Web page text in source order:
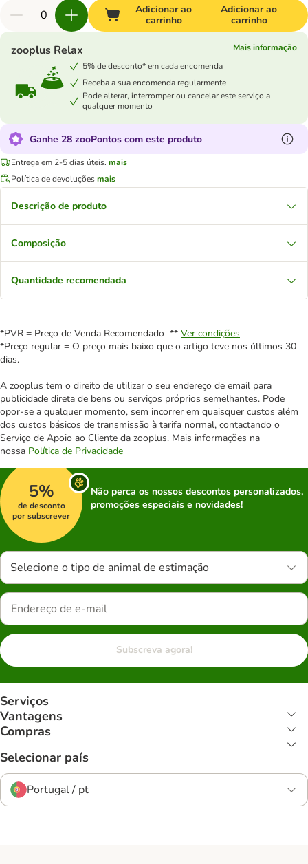
Adicionar ao
carrinho
Adicionar ao
carrinho
zooplus Relax
Mais informação
5% de desconto* em cada encomenda
Receba a sua encomenda regularmente
Pode alterar, interromper ou cancelar este serviço a
qualquer momento
Ganhe 28 zooPontos com este produto
Entrega em 2-5 dias úteis. mais
Política de devoluçõesmais
Descrição de produto
Composição
Quantidade recomendada
*PVR = Preço de Venda Recomendado ** Ver condições
*Preço regular = O preço mais baixo que o artigo teve nos últimos 30
dias.
A zooplus tem o direito de utilizar o seu endereço de email para
publicidade direta de bens ou serviços próprios semelhantes. Pode
opor-se a qualquer momento, sem incorrer em quaisquer custos além
dos custos básicos de transmissão à tarifa normal, contactando o
Serviço de Apoio ao Cliente da zooplus. Mais informações na
nossa Política de Privacidade
5%
de desconto
por subscrever
Não perca os nossos descontos personalizados,
promoções especiais e novidades!
Selecione o tipo de animal de estimação
Subscreva agora!
Serviços
Vantagens
Compras
Selecionar país
Portugal / pt